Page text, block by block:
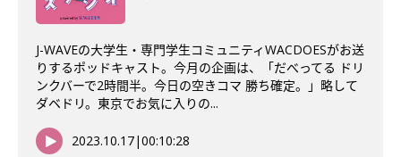
J-WAVEの大学生・専門学生コミュニティWACDOESがお送
りするポッドキャスト。今月の企画は、「だべってる ドリ
ンクバーで2時間半。今日の空きコマ 勝ち確定。」略して
ダベドリ。東京でお気に入りの...
2023.10.17|00:10:28